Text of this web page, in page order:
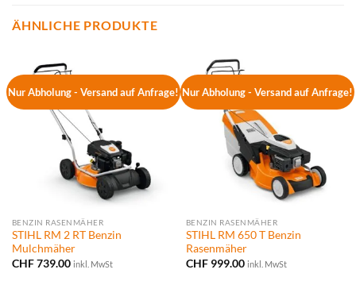
ÄHNLICHE PRODUKTE
Nur Abholung - Versand auf Anfrage!
BENZIN RASENMÄHER
STIHL RM 2 RT Benzin
Mulchmäher
CHF739.00 inkl. MwSt
Nur Abholung - Versand auf Anfrage!
BENZIN RASENMÄHER
STIHL RM 650 T Benzin
Rasenmäher
CHF999.00 inkl. MwSt